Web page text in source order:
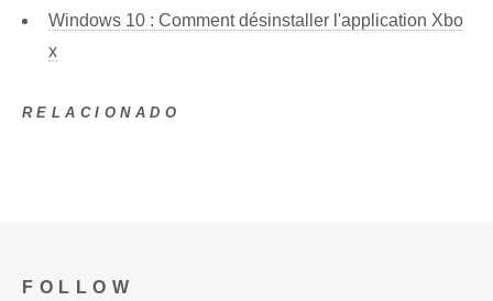
Windows 10 : Comment désinstaller l'application Xbo
x
RELACIONADO
FOLLOW